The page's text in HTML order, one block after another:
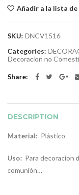
Añadir a la lista de
SKU: DNCV1516
Categories:
Decoracion no
Share
DESCRIPTION
Material: Plástico
Uso: Para decoracion
comunión…